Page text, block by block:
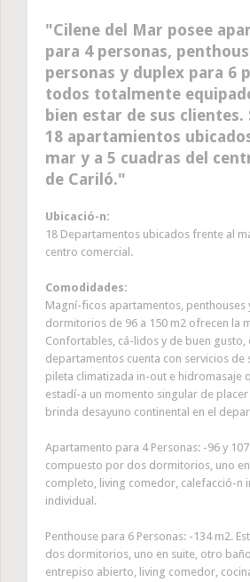
Cilene del Mar posee
para 4 personas,
personas y duplex para 6
todos totalmente
bien estar de sus clientes.
18 apartamientos
mar y a 5 cuadras del
de Cariló.
Ubicació-n:
18 Departamentos ubicados frente al
centro comercial.
Comodidades:
Magní-ficos apartamentos, penthouses
dormitorios de 96 a 150 m2 ofrecen la
Confortables, cá-lidos y de buen gusto,
departamentos cuenta con servicios de
pileta climatizada in-out e hidromasaje
estadí-a un momento singular de placer
brinda desayuno continental en el
Apartamento para 4 Personas: -96 y
compuesto por dos dormitorios, uno
completo, living comedor, calefacció-n
individual.
Penthouse para 6 Personas: - 134 m2.
dos dormitorios, uno en suite, otro
entrepiso abierto, living comedor,